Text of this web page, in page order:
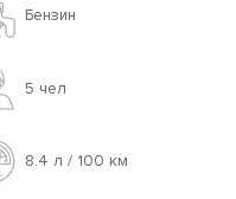
Бензин
5 чел
8.4 л / 100 км